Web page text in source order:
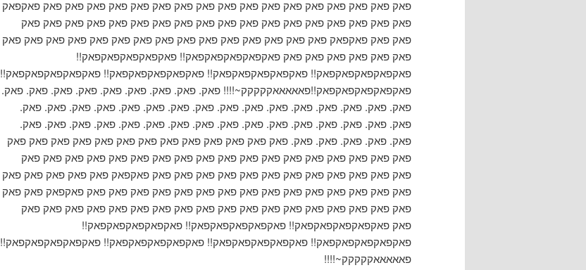
פאק פאק פאק פאק פאק פאק פאק פאק פאק פאק פאק פאק פאק פאק פאק פאק פאק פאקפאק
פאק פאק פאק פאק פאק פאק פאק פאק פאק פאק פאק פאק פאק פאק פאק פאק פאק פאק
פאק פאק פאקפאק פאק פאק פאק פאק פאק פאק פאק פאק פאק פאק פאק פאק פאק פאק פאק
פאק פאק פאק פאק פאק פאק פאקפאקפאקפאקפאק!! פאקפאקפאקפאקפאק!!
פאקפאקפאקפאקפאק!! פאקפאקפאקפאקפאק!! פאקפאקפאקפאקפאק!! פאקפאקפאקפאקפאק!!
פאקפאקפאקפאקפאק!!פאאאאאקקקקק~!!!! פאק. פאק. פאק. פאק. פאק. פאק. פאק. פאק. פאק.
פאק. פאק. פאק. פאק. פאק. פאק. פאק. פאק. פאק. פאק. פאק. פאק. פאק. פאק. פאק. פאק.
פאק. פאק. פאק. פאק. פאק. פאק. פאק. פאק. פאק. פאק. פאק. פאק. פאק. פאק. פאק. פאק.
פאק. פאק. פאק. פאק. פאק. פאק פאק פאק פאק פאק פאק פאק פאק פאק פאק פאק פאק פאק
פאק פאק פאק פאק פאק פאק פאק פאק פאק פאק פאק פאק פאק פאק פאק פאק פאק פאק
פאק פאק פאק פאק פאק פאק פאק פאק פאק פאק פאק פאק פאקפאק פאק פאק פאק פאק פאק
פאק פאק פאק פאק פאק פאק פאק פאק פאק פאק פאק פאק פאק פאק פאק פאקפאק פאק פאק
פאק פאק פאק פאק פאק פאק פאק פאק פאק פאק פאק פאק פאק פאק פאק פאק פאק פאק
פאק פאקפאקפאקפאקפאק!! פאקפאקפאקפאקפאק!! פאקפאקפאקפאקפאק!!
פאקפאקפאקפאקפאק!! פאקפאקפאקפאקפאק!! פאקפאקפאקפאקפאק!! פאקפאקפאקפאקפאק!!
פאאאאאקקקקק~!!!!